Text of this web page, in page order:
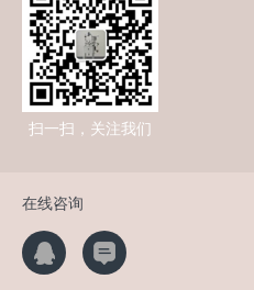
扫一扫，关注我们
在线咨询